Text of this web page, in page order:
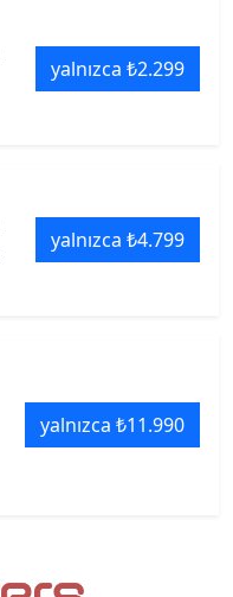
yalnızca ₺2.299
yalnızca ₺4.799
yalnızca ₺11.990